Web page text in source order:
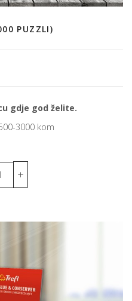
PUZZLI)
gdje god želite.
3000 kom